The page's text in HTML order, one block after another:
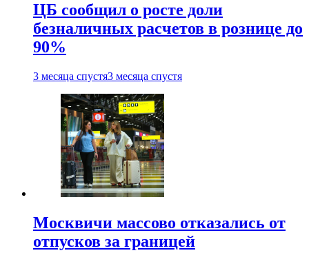
ЦБ сообщил о росте доли
безналичных расчетов в рознице до
90%
3 месяца спустя3 месяца спустя
Москвичи массово отказались от
отпусков за границей